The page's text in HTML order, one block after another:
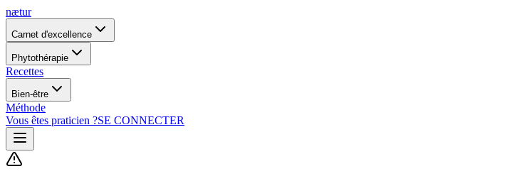
nætur
Carnet d'excellence
Phytothérapie
Recettes
Bien-être
Méthode
Vous êtes praticien ?SE CONNECTER